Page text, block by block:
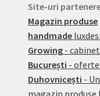
Site-uri
Magazin produse
handmade
Growing -
București -
Duhovnicești -